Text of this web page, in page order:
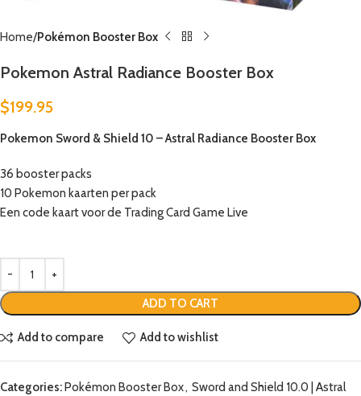
Home Pokémon Booster Box
Pokemon Astral Radiance Booster Box
$199.95
Pokemon Sword & Shield 10 – Astral Radiance Booster Box
36 booster packs
10 Pokemon kaarten per pack
Een code kaart voor de Trading Card Game Live
ADD TO CART
Add to compare Add to wishlist
Categories:Pokémon Booster Box, Sword and Shield 10.0 | Astral